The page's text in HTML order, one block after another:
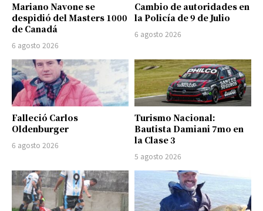
Mariano Navone se
despidió del Masters 1000
de Canadá
6 agosto 2026
Cambio de autoridades en
la Policía de 9 de Julio
6 agosto 2026
Falleció Carlos
Oldenburger
6 agosto 2026
Turismo Nacional:
Bautista Damiani 7mo en
la Clase 3
5 agosto 2026